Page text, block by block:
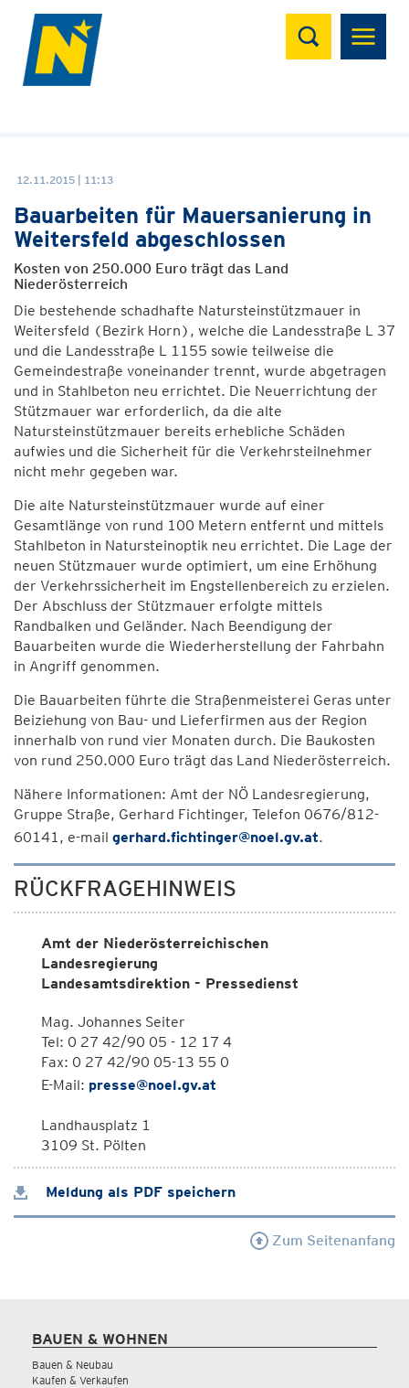
Suchen
12.11.2015 | 11:13
Bauarbeiten für Mauersanierung in
Weitersfeld abgeschlossen
Kosten von 250.000 Euro trägt das Land
Niederösterreich
Die bestehende schadhafte Natursteinstützmauer in
Weitersfeld (Bezirk Horn), welche die Landesstraße L 37
und die Landesstraße L 1155 sowie teilweise die
Gemeindestraße voneinander trennt, wurde abgetragen
und in Stahlbeton neu errichtet. Die Neuerrichtung der
Stützmauer war erforderlich, da die alte
Natursteinstützmauer bereits erhebliche Schäden
aufwies und die Sicherheit für die Verkehrsteilnehmer
nicht mehr gegeben war.
Die alte Natursteinstützmauer wurde auf einer
Gesamtlänge von rund 100 Metern entfernt und mittels
Stahlbeton in Natursteinoptik neu errichtet. Die Lage der
neuen Stützmauer wurde optimiert, um eine Erhöhung
der Verkehrssicherheit im Engstellenbereich zu erzielen.
Der Abschluss der Stützmauer erfolgte mittels
Randbalken und Geländer. Nach Beendigung der
Bauarbeiten wurde die Wiederherstellung der Fahrbahn
in Angriff genommen.
Die Bauarbeiten führte die Straßenmeisterei Geras unter
Beiziehung von Bau- und Lieferfirmen aus der Region
innerhalb von rund vier Monaten durch. Die Baukosten
von rund 250.000 Euro trägt das Land Niederösterreich.
Nähere Informationen: Amt der NÖ Landesregierung,
Gruppe Straße, Gerhard Fichtinger, Telefon 0676/812-
60141, e-mail gerhard.fichtinger@noel.gv.at.
RÜCKFRAGEHINWEIS
Amt der Niederösterreichischen
Landesregierung
Landesamtsdirektion - Pressedienst
Mag. Johannes Seiter
Tel: 0 27 42/90 05 - 12 17 4
Fax: 0 27 42/90 05-13 55 0
E-Mail: presse@noel.gv.at
Landhausplatz 1
3109 St. Pölten
Meldung als PDF speichern
Zum Seitenanfang
BAUEN & WOHNEN
Bauen & Neubau
Kaufen & Verkaufen